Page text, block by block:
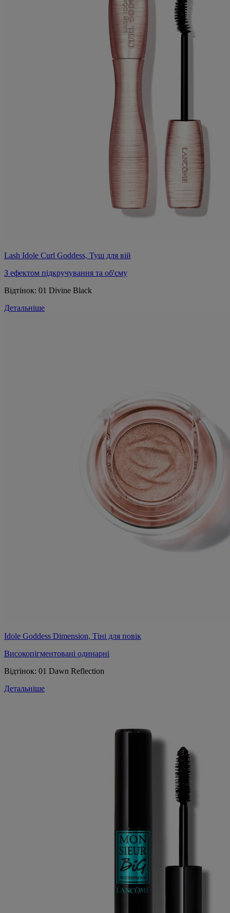
Lash Idole Curl Goddess, Туш для вій
З ефектом підкручування та об'єму
Відтінок: 01 Divine Black
Детальніше
Idole Goddess Dimension, Тіні для повік
Високопігментовані одинарні
Відтінок: 01 Dawn Reflection
Детальніше